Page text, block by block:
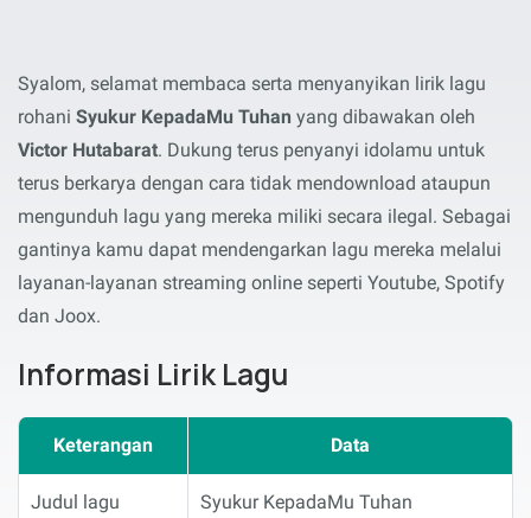
Syalom, selamat membaca serta menyanyikan lirik lagu
rohani Syukur KepadaMu Tuhan yang dibawakan oleh
Victor Hutabarat. Dukung terus penyanyi idolamu untuk
terus berkarya dengan cara tidak mendownload ataupun
mengunduh lagu yang mereka miliki secara ilegal. Sebagai
gantinya kamu dapat mendengarkan lagu mereka melalui
layanan-layanan streaming online seperti Youtube, Spotify
dan Joox.
Informasi Lirik Lagu
Keterangan Data
Judul lagu Syukur KepadaMu Tuhan